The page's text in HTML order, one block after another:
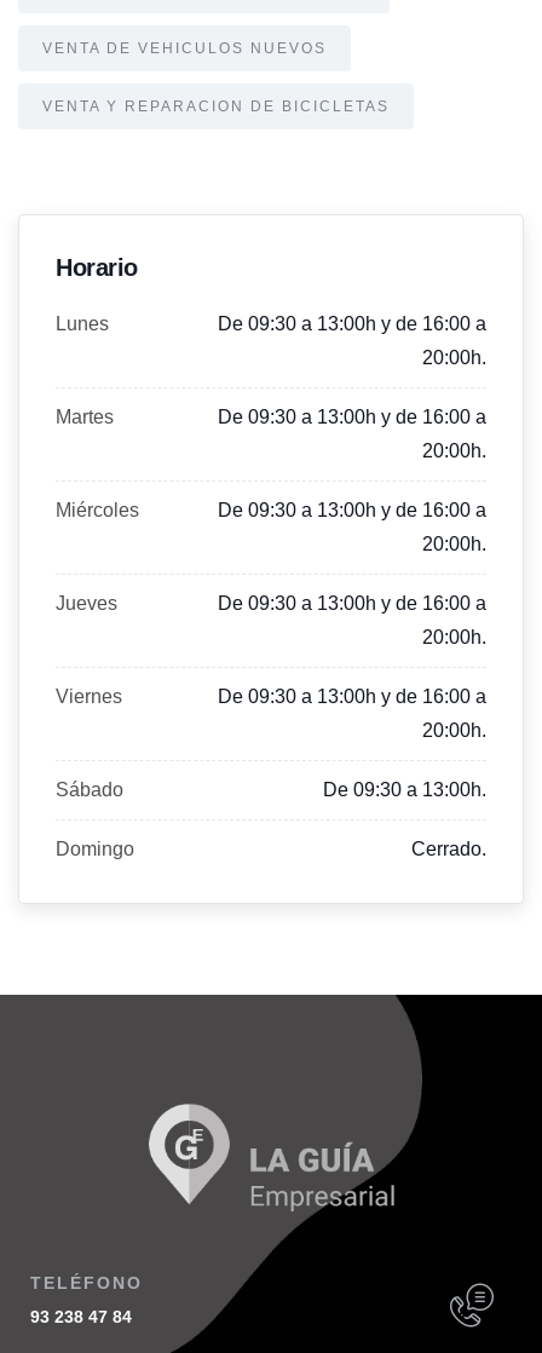
VENTA DE VEHICULOS NUEVOS
VENTA Y REPARACION DE BICICLETAS
Horario
Lunes
De 09:30 a 13:00h y de 16:00 a
20:00h.
Martes
De 09:30 a 13:00h y de 16:00 a
20:00h.
Miércoles
De 09:30 a 13:00h y de 16:00 a
20:00h.
Jueves
De 09:30 a 13:00h y de 16:00 a
20:00h.
Viernes
De 09:30 a 13:00h y de 16:00 a
20:00h.
Sábado De 09:30 a 13:00h.
Domingo Cerrado.
TELÉFONO
93 238 47 84